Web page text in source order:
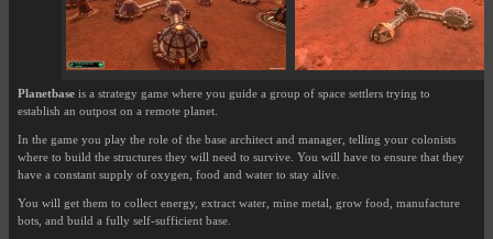
Planetbase is a strategy game where you guide a group of space settlers trying to
establish an outpost on a remote planet.
In the game you play the role of the base architect and manager, telling your colonists
where to build the structures they will need to survive. You will have to ensure that they
have a constant supply of oxygen, food and water to stay alive.
You will get them to collect energy, extract water, mine metal, grow food, manufacture
bots, and build a fully self-sufficient base.